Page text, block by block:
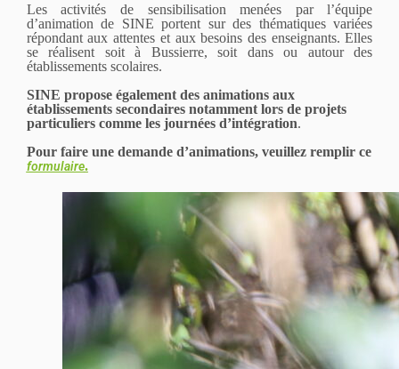
Les activités de sensibilisation menées par l’équipe
d’animation de SINE portent sur des thématiques variées
répondant aux attentes et aux besoins des enseignants. Elles
se réalisent soit à Bussierre, soit dans ou autour des
établissements scolaires.
SINE propose également des animations aux
établissements secondaires notamment lors de projets
particuliers comme les journées d’intégration.
Pour faire une demande d’animations, veuillez remplir ce
formulaire.